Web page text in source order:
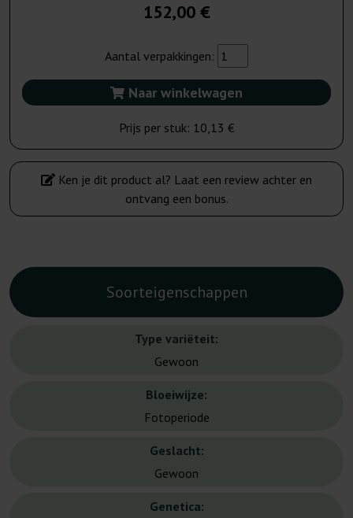
152,00 €
Aantal verpakkingen:
Naar winkelwagen
Prijs per stuk: 10,13 €
Ken je dit product al? Laat een review achter en
ontvang een bonus.
Soorteigenschappen
Type variëteit:
Gewoon
Bloeiwijze:
Fotoperiode
Geslacht:
Gewoon
Genetica: